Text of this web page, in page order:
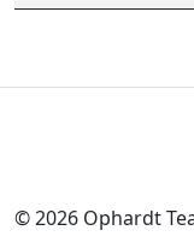
© 2026 Ophardt